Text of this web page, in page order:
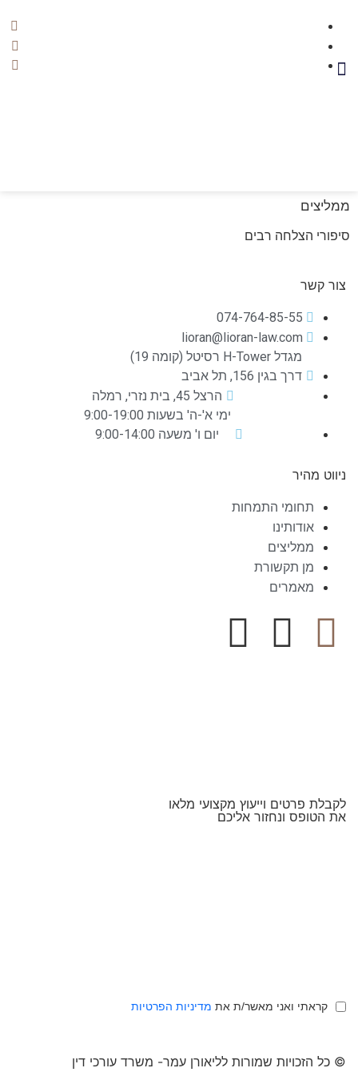
ממליצים
סיפורי הצלחה רבים
צור קשר
074-764-85-55
lioran@lioran-law.com
מגדל H-Tower רסיטל (קומה 19)
דרך בגין 156, תל אביב
הרצל 45, בית נזרי, רמלה
ימי א'-ה' בשעות 9:00-19:00
יום ו' משעה 9:00-14:00
ניווט מהיר
תחומי התמחות
אודותינו
ממליצים
מן תקשורת
מאמרים
לקבלת פרטים וייעוץ מקצועי מלאו
את הטופס ונחזור אליכם
קראתי ואני מאשר/ת את מדיניות הפרטיות
© כל הזכויות שמורות לליאורן עמר- משרד עורכי דין